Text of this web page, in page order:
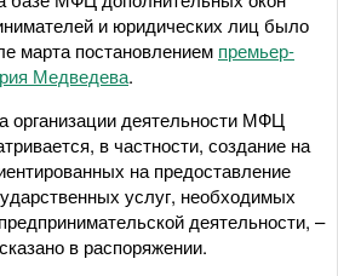
и юридических лиц было
марта постановлением премьер-
Медведева.
организации деятельности МФЦ
в частности, создание на
на предоставление
услуг, необходимых
деятельности, –
в распоряжении.